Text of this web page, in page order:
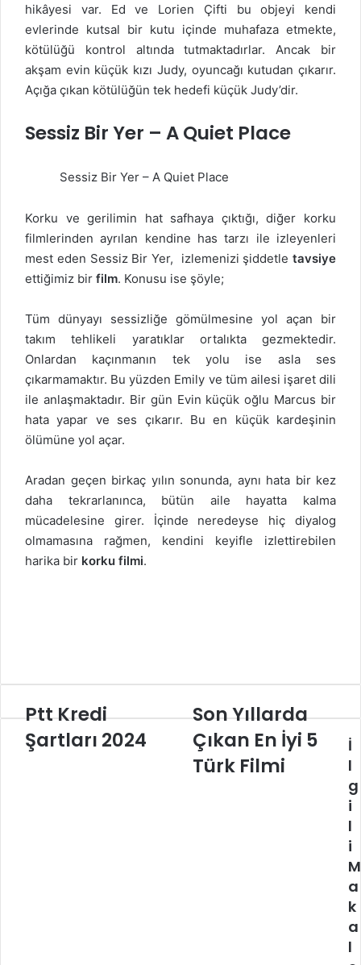
hikâyesi var. Ed ve Lorien Çifti bu objeyi kendi
evlerinde kutsal bir kutu içinde muhafaza etmekte,
kötülüğü kontrol altında tutmaktadırlar. Ancak bir
akşam evin küçük kızı Judy, oyuncağı kutudan çıkarır.
Açığa çıkan kötülüğün tek hedefi küçük Judy’dir.
Sessiz Bir Yer – A Quiet Place
Sessiz Bir Yer – A Quiet Place
Korku ve gerilimin hat safhaya çıktığı, diğer korku
filmlerinden ayrılan kendine has tarzı ile izleyenleri
mest eden Sessiz Bir Yer,
izlemenizi şiddetle tavsiye
ettiğimiz bir film. Konusu ise şöyle;
Tüm dünyayı sessizliğe gömülmesine yol açan bir
takım tehlikeli yaratıklar ortalıkta gezmektedir.
Onlardan kaçınmanın tek yolu ise asla ses
çıkarmamaktır. Bu yüzden Emily ve tüm ailesi işaret dili
ile anlaşmaktadır. Bir gün Evin küçük oğlu Marcus bir
hata yapar ve ses çıkarır. Bu en küçük kardeşinin
ölümüne yol açar.
Aradan geçen birkaç yılın sonunda, aynı hata bir kez
daha tekrarlanınca, bütün aile hayatta kalma
mücadelesine girer. İçinde neredeyse hiç diyalog
olmamasına rağmen, kendini keyifle izlettirebilen
harika bir korku filmi.
Ptt
Şartları
Ptt Kredi
Şartları 2024
Son
Çıkan
En
İyi
Son Yıllarda
Çıkan En İyi 5
Türk Filmi
İ
l
g
i
l
i
M
a
k
a
l